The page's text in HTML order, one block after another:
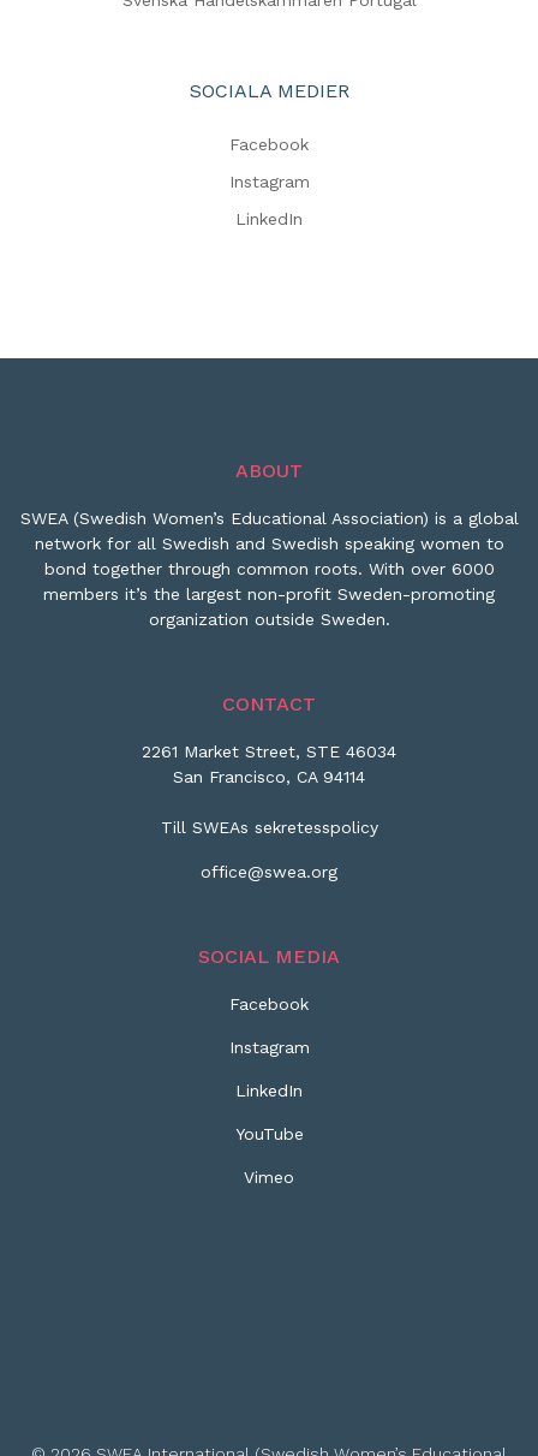
SOCIALA MEDIER
Facebook
Instagram
LinkedIn
ABOUT
SWEA (Swedish Women’s Educational Association) is a global
network for all Swedish and Swedish speaking women to
bond together through common roots. With over 6000
members it’s the largest non-profit Sweden-promoting
organization outside Sweden.
CONTACT
2261 Market Street, STE 46034
San Francisco, CA 94114
Till SWEAs sekretesspolicy
office@swea.org
SOCIAL MEDIA
Facebook
Instagram
LinkedIn
YouTube
Vimeo